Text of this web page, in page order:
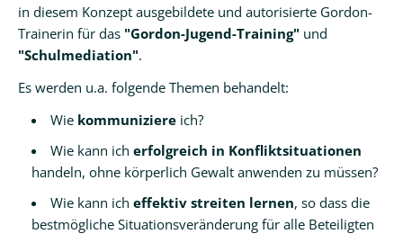
KJA
Schule
Rassismus
Gesunde
Schule
Nachhaltigkeit
Profischüler*innen
in diesem Konzept ausgebildete und autorisierte Gordon-
Trainerin für das "Gordon-Jugend-Training" und
"Schulmediation".
Es werden u.a. folgende Themen behandelt:
Wie kommuniziere ich?
Wie kann ich erfolgreich in Konfliktsituationen
handeln, ohne körperlich Gewalt anwenden zu müssen?
Wie kann ich effektiv streiten lernen, so dass die
bestmögliche Situationsveränderung für alle Beteiligten